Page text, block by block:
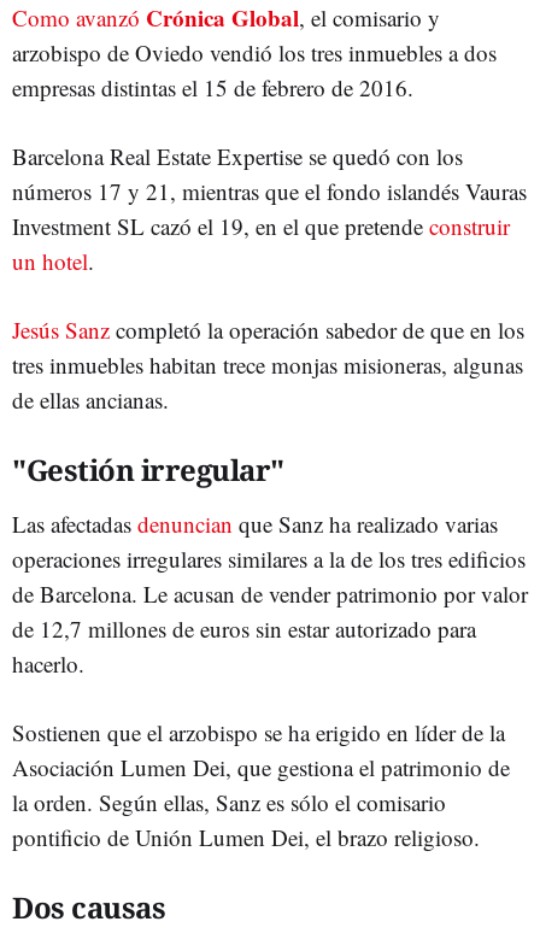
Como avanzó Crónica Global, el comisario y
arzobispo de Oviedo vendió los tres inmuebles a dos
empresas distintas el 15 de febrero de 2016.
Barcelona Real Estate Expertise se quedó con los
números 17 y 21, mientras que el fondo islandés Vauras
Investment SL cazó el 19, en el que pretende construir
un hotel.
Jesús Sanz completó la operación sabedor de que en los
tres inmuebles habitan trece monjas misioneras, algunas
de ellas ancianas.
"Gestión irregular"
Las afectadas denuncian que Sanz ha realizado varias
operaciones irregulares similares a la de los tres edificios
de Barcelona. Le acusan de vender patrimonio por valor
de 12,7 millones de euros sin estar autorizado para
hacerlo.
Sostienen que el arzobispo se ha erigido en líder de la
Asociación Lumen Dei, que gestiona el patrimonio de
la orden. Según ellas, Sanz es sólo el comisario
pontificio de Unión Lumen Dei, el brazo religioso.
Dos causas